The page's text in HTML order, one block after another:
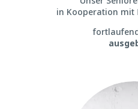
in Kooperation mit